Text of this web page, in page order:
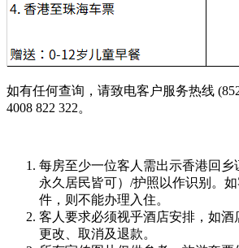
如有任何查询，请致电客户服务热线
4008 822 322。
每房至少一位客人需出示香港回乡
永久居民皆可）/护照以作识别。
件，则不能办理入住。
客人要求必须视乎酒店安排，如酒
更改、取消及退款。